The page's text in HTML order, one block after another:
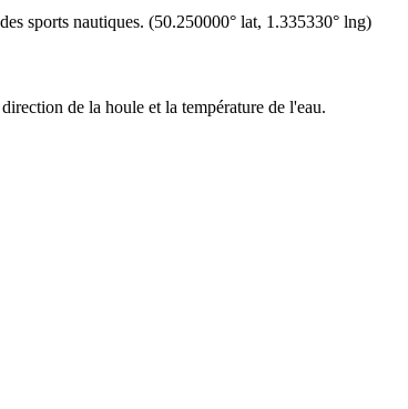
sports nautiques. (50.250000° lat, 1.335330° lng)
de la houle et la température de l'eau.